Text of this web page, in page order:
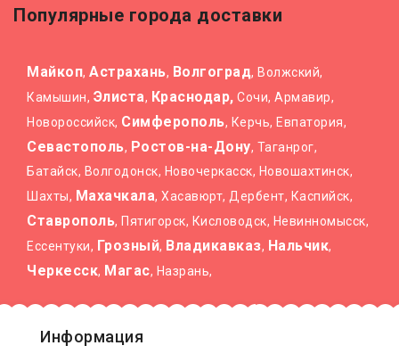
Популярные города доставки
Майкоп, Астрахань, Волгоград, Волжский,
Камышин, Элиста, Краснодар, Сочи, Армавир,
Новороссийск, Симферополь, Керчь, Евпатория,
Севастополь, Ростов-на-Дону, Таганрог,
Батайск, Волгодонск, Новочеркасск, Новошахтинск,
Шахты, Махачкала, Хасавюрт, Дербент, Каспийск,
Ставрополь, Пятигорск, Кисловодск, Невинномысск,
Ессентуки, Грозный, Владикавказ, Нальчик,
Черкесск, Магас, Назрань,
Информация